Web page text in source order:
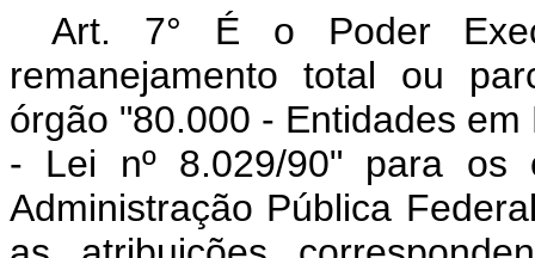
Art. 7° É o Poder
remanejamento total ou
órgão "80.000 - Entidades
- Lei nº 8.029/90" para os
Administração Pública